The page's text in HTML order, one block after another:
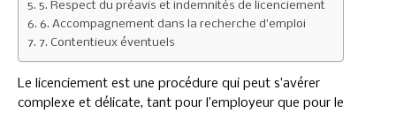
5. Respect du préavis et indemnités de licenciement
6. Accompagnement dans la recherche d’emploi
7. Contentieux éventuels
Le licenciement est une procédure qui peut s’avérer
complexe et délicate, tant pour l’employeur que pour le